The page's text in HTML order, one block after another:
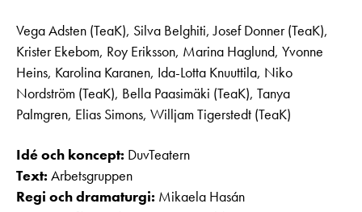
Vega Adsten (TeaK), Silva Belghiti, Josef Donner (TeaK),
Krister Ekebom, Roy Eriksson, Marina Haglund, Yvonne
Heins, Karolina Karanen, Ida-Lotta Knuuttila, Niko
Nordström (TeaK), Bella Paasimäki (TeaK), Tanya
Palmgren, Elias Simons, Willjam Tigerstedt (TeaK)
Idé och koncept: DuvTeatern
Text: Arbetsgruppen
Regi och dramaturgi: Mikaela Hasán